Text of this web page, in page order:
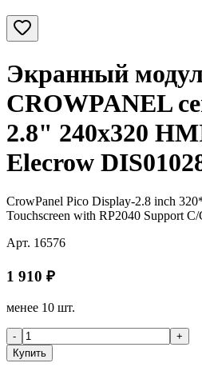
Экранный
CROWPANEL
2.8" 240x320
Elecrow
CrowPanel Pico Display-2.8 inch
Touchscreen with RP2040 Support
Арт. 16576
1 910 ₽
менее 10 шт.
-
+
Купить